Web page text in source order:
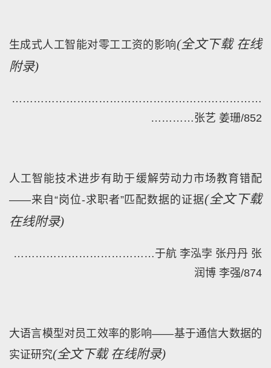
生成式人工智能对零工工资的影响(全文下载在线
附录)
… …… ……………………………………………………
…………张艺 姜珊/852
人工智能技术进步有助于缓解劳动力市场教育错配
——来自“岗位-求职者”匹配数据的证据(全文下载
在线附录)
…………………………………于航 李泓孛 张丹丹 张
润博 李强/874
大语言模型对员工效率的影响——基于通信大数据的
实证研究(全文下载在线附录)